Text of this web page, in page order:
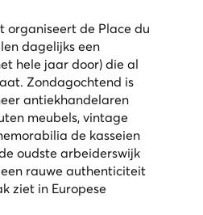
organiseert de Place du
dagelijks een
hele jaar door) die al
Zondagochtend is
antiekhandelaren
meubels, vintage
de kasseien
oudste arbeiderswijk
rauwe authenticiteit
ziet in Europese